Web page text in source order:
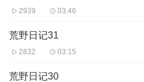
2939 03:46
荒野日记31
2832 03:15
荒野日记30